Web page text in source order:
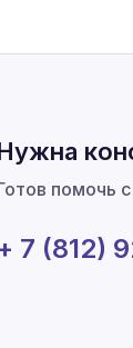
помочь
7 (812)